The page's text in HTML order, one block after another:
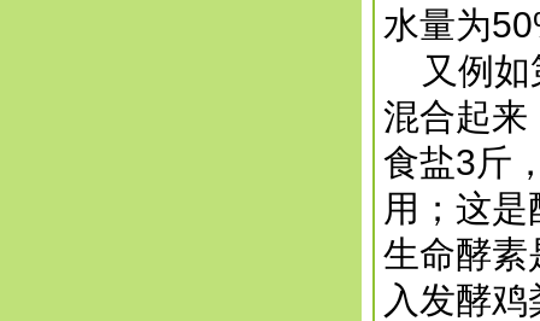
水量为
又例如
混合起来
食盐3斤
用；这
生命酵素
入发酵